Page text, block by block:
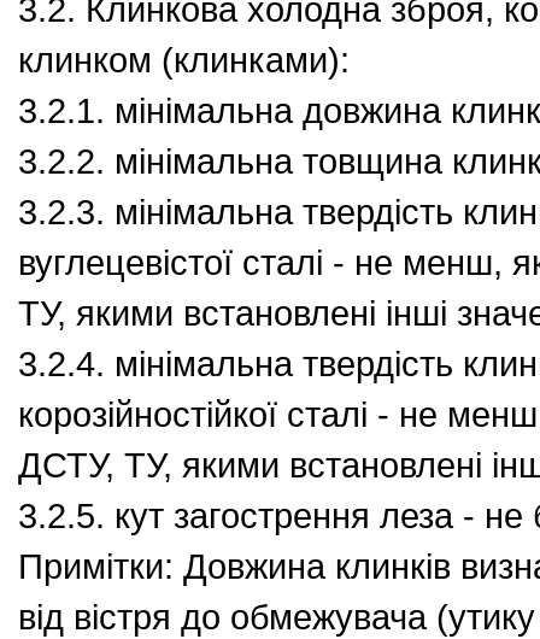
3.2. Клинкова холодна зброя,
клинком (клинками):
3.2.1. мінімальна довжина
3.2.2. мінімальна товщина
3.2.3. мінімальна твердість
вуглецевістої сталі - не менш,
ТУ, якими встановлені інші
3.2.4. мінімальна твердість
корозійностійкої сталі - не
ДСТУ, ТУ, якими встановлені
3.2.5. кут загострення леза -
Примітки: Довжина клинків
від вістря до обмежувача (утику